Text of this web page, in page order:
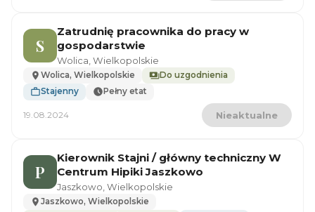
S
Zatrudnię pracownika do pracy w
gospodarstwie
Wolica, Wielkopolskie
Wolica, Wielkopolskie
Do uzgodnienia
Stajenny
Pełny etat
19.08.2024 Nieaktualne
P
Kierownik Stajni / główny techniczny W
Centrum Hipiki Jaszkowo
Jaszkowo, Wielkopolskie
Jaszkowo, Wielkopolskie